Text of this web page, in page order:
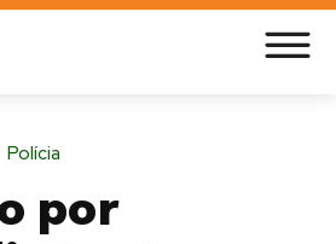
Polícia
por